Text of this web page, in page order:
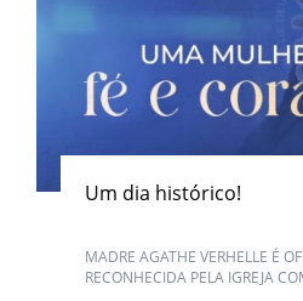
Um dia histórico!
MADRE AGATHE VERHELLE É
RECONHECIDA PELA IGREJA